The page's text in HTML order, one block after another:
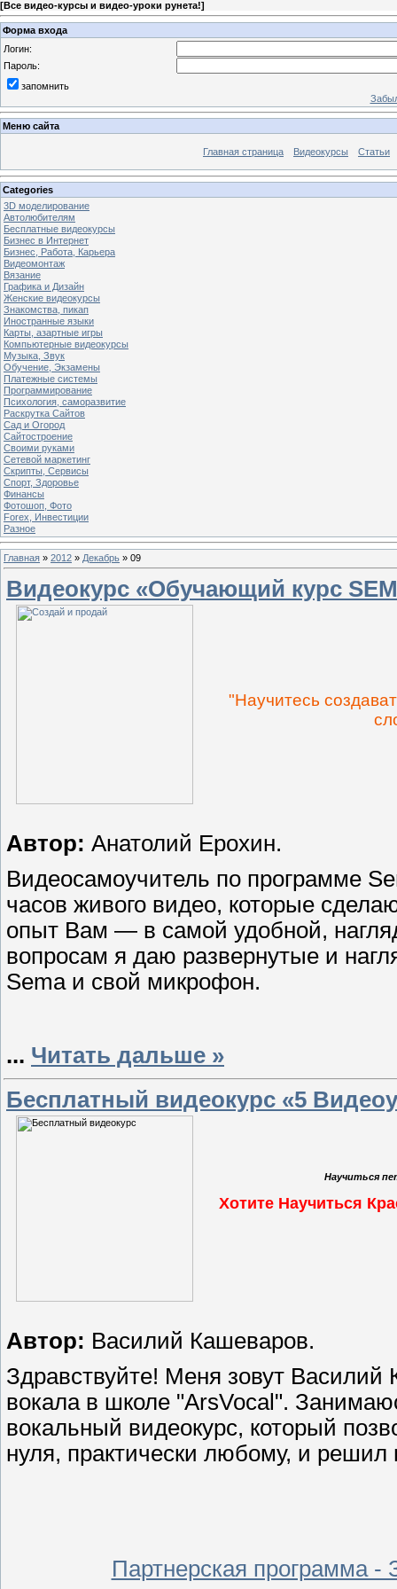
[Все видео-курсы и видео-уроки рунета!]
Форма входа
Логин:
Пароль:
запомнить
Меню сайта
Главная страница Видеокурсы Статьи
Categories
3D моделирование
Автолюбителям
Бесплатные видеокурсы
Бизнес в Интернет
Бизнес, Работа, Карьера
Видеомонтаж
Вязание
Графика и Дизайн
Женские видеокурсы
Знакомства, пикап
Иностранные языки
Карты, азартные игры
Компьютерные видеокурсы
Музыка, Звук
Обучение, Экзамены
Платежные системы
Программирование
Психология, саморазвитие
Раскрутка Сайтов
Cад и Огород
Сайтостроение
Своими руками
Сетевой маркетинг
Скрипты, Сервисы
Спорт, Здоровье
Финансы
Фотошоп, Фото
Forex, Инвестиции
Разное
Главная » 2012 » Декабрь » 09
Видеокурс «Обучающий курс
"Научитесь
Автор: Анатолий Ерохин.
Видеосамоучитель по программе
часов живого видео, которые
опыт Вам — в самой удобной,
вопросам я даю развернутые и
Sema и свой микрофон.
... Читать дальше »
Бесплатный видеокурс «5
Научиться
Хотите Научиться
Автор: Василий Кашеваров.
Здравствуйте! Меня зовут
вокала в школе "ArsVocal".
вокальный видеокурс, который
нуля, практически любому, и
Партнерская программа -